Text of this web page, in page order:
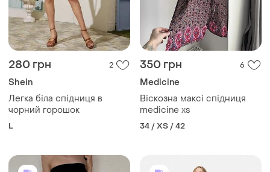
280 грн 2
Shein
Легка біла спідниця в
чорний горошок
L
350 грн 6
Medicine
Віскозна максі спідниця
medicine xs
34 / XS / 42